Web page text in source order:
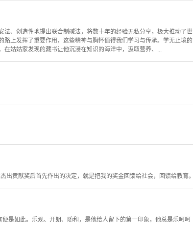
、创造性地提出联合制碱法，将数十年的经验无私分享，极大推动了世
上发挥了重要作用，这些精神与胸怀值得我们学习与传承。学无止境的
姑姑家发现的藏书让他沉浸在知识的海洋中，汲取营养、...
贡献奖后首先作出的决定，就是把我的奖金回馈给社会，回馈给教育。
是如此。乐观、开朗、随和，是他给人留下的第一印象，他总是乐呵呵